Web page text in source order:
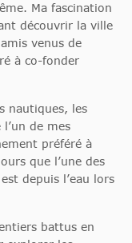
Ma fascination
découvrir la ville
venus de
à co-fonder
nautiques, les
de mes
préféré à
que l’une des
depuis l’eau lors
battus en